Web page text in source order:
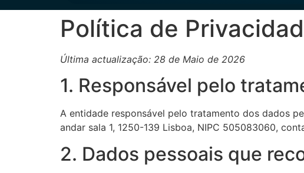
Política de
Última actualização: 28 de Maio de 2026
1. Responsável pelo
A entidade responsável pelo tratamento dos dados
andar sala 1, 1250-139 Lisboa, NIPC 505083060,
2. Dados pessoais que